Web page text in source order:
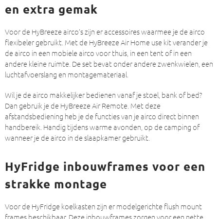
en extra gemak
Voor de HyBreeze airco’s zijn er accessoires waarmee je de airco
flexibeler gebruikt. Met de HyBreeze Air Home use kit verander je
de airco in een mobiele airco voor thuis, in een tent of in een
andere kleine ruimte. De set bevat onder andere zwenkwielen, een
luchtafvoerslang en montagemateriaal.
Wil je de airco makkelijker bedienen vanaf je stoel, bank of bed?
Dan gebruik je de HyBreeze Air Remote. Met deze
afstandsbediening heb je de functies van je airco direct binnen
handbereik. Handig tijdens warme avonden, op de camping of
wanneer je de airco in de slaapkamer gebruikt.
HyFridge inbouwframes voor een
strakke montage
Voor de HyFridge koelkasten zijn er modelgerichte flush mount
frames beschikbaar. Deze inbouwframes zorgen voor een nette